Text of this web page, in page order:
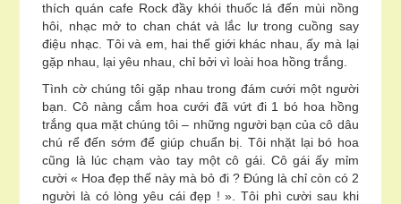
thích quán cafe Rock đầy khói thuốc lá đến mùi nồng
hôi, nhạc mở to chan chát và lắc lư trong cuồng say
điệu nhạc. Tôi và em, hai thế giới khác nhau, ấy mà lại
gặp nhau, lại yêu nhau, chỉ bởi vì loài hoa hồng trắng.
Tình cờ chúng tôi gặp nhau trong đám cưới một người
bạn. Cô nàng cắm hoa cưới đã vứt đi 1 bó hoa hồng
trắng qua mặt chúng tôi – những người bạn của cô dâu
chú rể đến sớm để giúp chuẩn bị. Tôi nhặt lại bó hoa
cũng là lúc chạm vào tay một cô gái. Cô gái ấy mỉm
cười « Hoa đẹp thế này mà bỏ đi ? Đúng là chỉ còn có 2
người là có lòng yêu cái đẹp ! ». Tôi phì cười sau khi